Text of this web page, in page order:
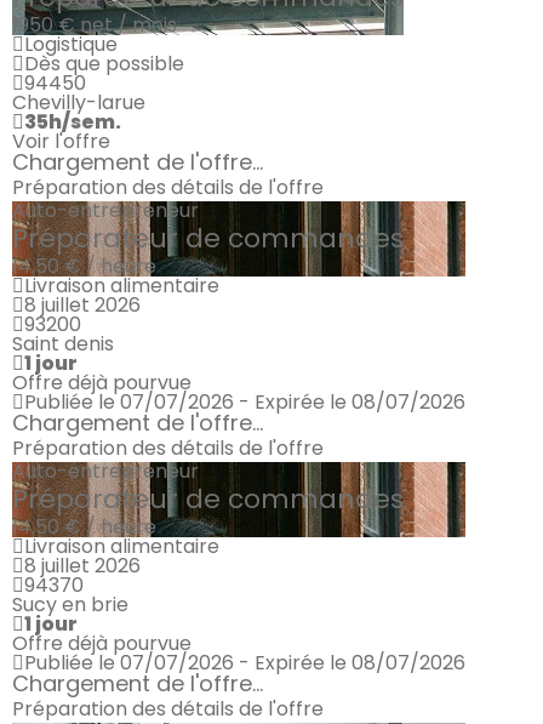
1950 €net / mois
Logistique
Dès que possible
94450
Chevilly-larue
35h/sem.
Voir l'offre
Chargement de l'offre...
Préparation des détails de l'offre
Auto-entrepreneur
Préparateur de commandes
14.50 € / heure
Livraison alimentaire
8 juillet 2026
93200
Saint denis
1 jour
Offre déjà pourvue
Publiée le 07/07/2026 - Expirée le 08/07/2026
Chargement de l'offre...
Préparation des détails de l'offre
Auto-entrepreneur
Préparateur de commandes
14.50 € / heure
Livraison alimentaire
8 juillet 2026
94370
Sucy en brie
1 jour
Offre déjà pourvue
Publiée le 07/07/2026 - Expirée le 08/07/2026
Chargement de l'offre...
Préparation des détails de l'offre